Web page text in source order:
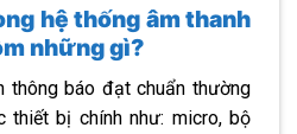
hệ thống âm thanh
những gì?
thông báo đạt chuẩn thường
thiết bị chính như: micro, bộ